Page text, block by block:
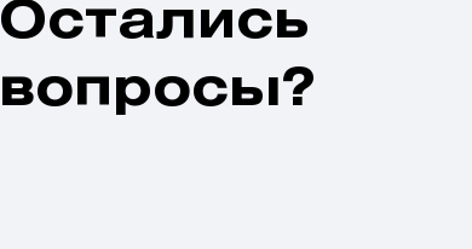
Остались
вопросы?